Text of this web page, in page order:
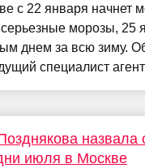
с 22 января начнет
морозы, 25
днем за всю зиму.
специалист
назвала
июля в Москве